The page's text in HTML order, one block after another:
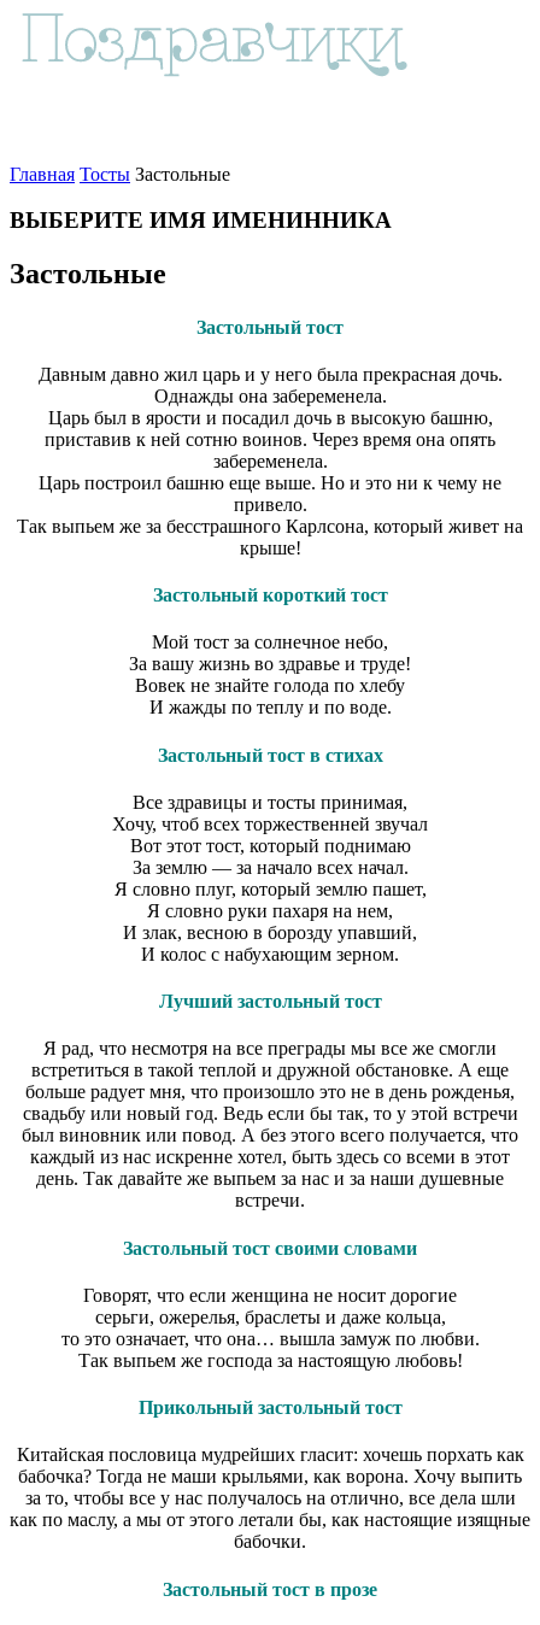
Главная Тосты Застольные
ВЫБЕРИТЕ ИМЯ ИМЕНИННИКА
Застольные
Застольный тост
Давным давно жил царь и у него была прекрасная дочь.
Однажды она забеременела.
Царь был в ярости и посадил дочь в высокую башню,
приставив к ней сотню воинов. Через время она опять
забеременела.
Царь построил башню еще выше. Но и это ни к чему не
привело.
Так выпьем же за бесстрашного Карлсона, который живет на
крыше!
Застольный короткий тост
Мой тост за солнечное небо,
За вашу жизнь во здравье и труде!
Вовек не знайте голода по хлебу
И жажды по теплу и по воде.
Застольный тост в стихах
Все здравицы и тосты принимая,
Хочу, чтоб всех торжественней звучал
Вот этот тост, который поднимаю
За землю — за начало всех начал.
Я словно плуг, который землю пашет,
Я словно руки пахаря на нем,
И злак, весною в борозду упавший,
И колос с набухающим зерном.
Лучший застольный тост
Я рад, что несмотря на все преграды мы все же смогли
встретиться в такой теплой и дружной обстановке. А еще
больше радует мня, что произошло это не в день рожденья,
свадьбу или новый год. Ведь если бы так, то у этой встречи
был виновник или повод. А без этого всего получается, что
каждый из нас искренне хотел, быть здесь со всеми в этот
день. Так давайте же выпьем за нас и за наши душевные
встречи.
Застольный тост своими словами
Говорят, что если женщина не носит дорогие
серьги, ожерелья, браслеты и даже кольца,
то это означает, что она… вышла замуж по любви.
Так выпьем же господа за настоящую любовь!
Прикольный застольный тост
Китайская пословица мудрейших гласит: хочешь порхать как
бабочка? Тогда не маши крыльями, как ворона. Хочу выпить
за то, чтобы все у нас получалось на отлично, все дела шли
как по маслу, а мы от этого летали бы, как настоящие изящные
бабочки.
Застольный тост в прозе